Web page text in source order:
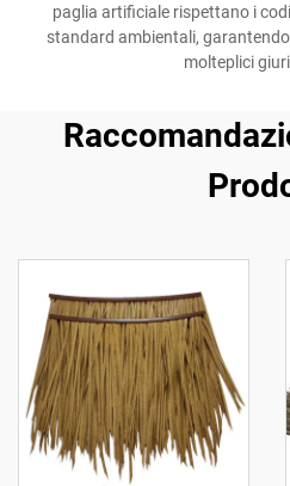
paglia artificiale rispettano i
standard ambientali,
molteplici